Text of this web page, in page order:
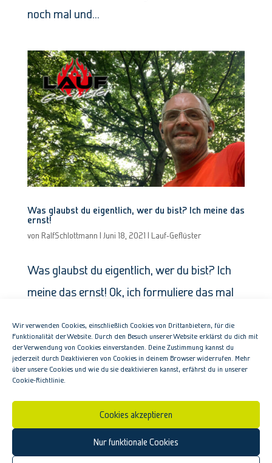
Wir verwenden Cookies, einschließlich Cookies von Drittanbietern, für die
Funktionalität der Website. Durch den Besuch unserer Website erklärst du dich mit
der Verwendung von Cookies einverstanden. Deine Zustimmung kannst du
jederzeit durch Deaktivieren von Cookies in deinem Browser widerrufen. Mehr
über unsere Cookies und wie du sie deaktivieren kannst, erfährst du in unserer
Cookie-Richtlinie.
Cookies akzeptieren
Nur funktionale Cookies
noch mal und...
Was glaubst du eigentlich, wer du bist? Ich meine das
ernst!
von RalfSchlottmann | Juni 18, 2021 | Lauf-Geflüster
Was glaubst du eigentlich, wer du bist? Ich
meine das ernst! Ok, ich formuliere das mal
deine Fähigkeiten? Über deine
Außenwirkung? Über deinen Einfluss auf
andere? Über das, was du heute bewegen
und bewirken kannst? Stehst du...